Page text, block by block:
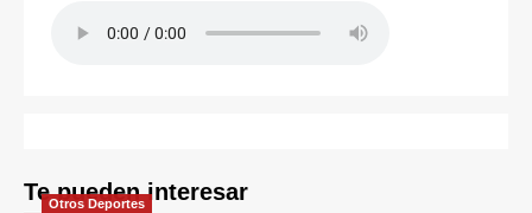
Te pueden interesar
Otros Deportes